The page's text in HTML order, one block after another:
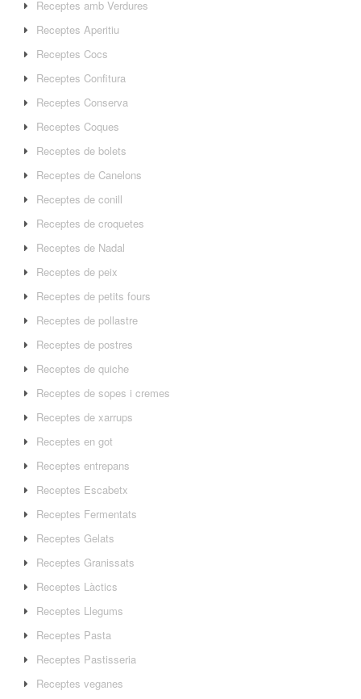
Receptes amb Verdures
Receptes Aperitiu
Receptes Cocs
Receptes Confitura
Receptes Conserva
Receptes Coques
Receptes de bolets
Receptes de Canelons
Receptes de conill
Receptes de croquetes
Receptes de Nadal
Receptes de peix
Receptes de petits fours
Receptes de pollastre
Receptes de postres
Receptes de quiche
Receptes de sopes i cremes
Receptes de xarrups
Receptes en got
Receptes entrepans
Receptes Escabetx
Receptes Fermentats
Receptes Gelats
Receptes Granissats
Receptes Làctics
Receptes Llegums
Receptes Pasta
Receptes Pastisseria
Receptes veganes